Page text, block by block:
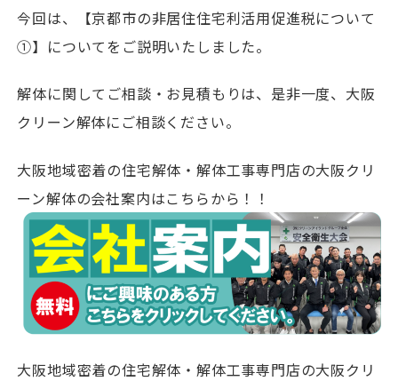
今回は、【京都市の非居住住宅利活用促進税について
①】についてをご説明いたしました。
解体に関してご相談・お見積もりは、是非一度、大阪
クリーン解体にご相談ください。
大阪地域密着の住宅解体・解体工事専門店の大阪クリ
ーン解体の会社案内はこちらから！！
大阪地域密着の住宅解体・解体工事専門店の大阪クリ